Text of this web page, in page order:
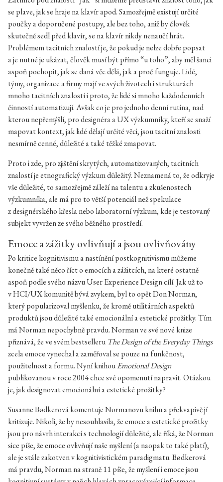
se plave, jak se hraje na klavír apod. Samozřejmě existují určité
poučky a doporučené postupy, ale bez toho, aniž by člověk
skutečně sedl před klavír, se na klavír nikdy nenaučí hrát.
Problémem tacitních znalostí je, že pokud je nelze dobře popsat
a je nutné je ukázat, člověk musí být přímo “u toho”, aby měl šanci
aspoň pochopit, jak se daná věc dělá, jak a proč funguje. Lidé,
týmy, organizace a firmy mají ve svých životech i strukturách
mnoho tacitních znalostí i proto, že lidé si mnoho každodenních
činností automatizují. Avšak co je pro jednoho denní rutina, nad
kterou nepřemýšlí, pro designéra a UX výzkumníky, kteří se snaží
mapovat kontext, jak lidé dělají určité věci, jsou tacitní znalosti
nesmírně cenné, důležité a také těžké zmapovat.
Proto i zde, pro zjištění skrytých, automatizovaných, tacitních
znalostí je etnografický výzkum důležitý. Neznamená to, že odkryje
vše důležité, to samozřejmě záleží na talentu a zkušenostech
výzkumníka, ale má pro to větší potenciál než spekulace
z designérského křesla nebo laboratorní výzkum, kde je testovaný
subjekt vyvržen ze svého běžného prostředí.
Emoce a zážitky ovlivňují a jsou ovlivňovány
Po kritice kognitivismu a nastínění postkognitivismu můžeme
konečně také něco říct o emocích a zážitcích, na které ostatně
aspoň podle svého názvu User Experience Design cílí. Jak už to
v HCI/UX komunitě bývá zvykem, byl to opět Don Norman,
který popularizoval myšlenku, že kromě utilitárních aspektů
produktů jsou důležité také emocionální a estetické prožitky. Tím
má Norman nepochybně pravdu. Norman ve své nové knize
přiznává, že ve svém bestselleru The Design of the Everyday Things
zcela emoce vynechal a zaměřoval se pouze na funkčnost,
použitelnost a formu. Nyní knihouEmotional Design
publikovanou v roce 2004 chce své opomenutí napravit. Otázkou
je, jak designovat emocionální a estetické prožitky?
SusanneBødkerová komentuje Normanovu knihu a překvapivě jí
kritizuje. Nikoli, že by nesouhlasila, že emoce a estetické prožitky
jsou pro návrh interakcí s technologií důležité, ale říká, že Norman
sice píše, že emoce ovlivňují naše myšlení (a naopak to také platí),
ale je stále zakotven v kognitivistickém paradigmatu. Bødkerová
má pravdu, Norman na straně 11 píše, že myšlení i emoce jsou